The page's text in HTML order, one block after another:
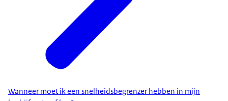
Wanneer moet ik een snelheidsbegrenzer hebben in mijn